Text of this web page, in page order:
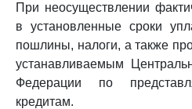
При неосуществлении
в установленные сроки
пошлины, налоги, а также
устанавливаемым
Федерации по
кредитам.